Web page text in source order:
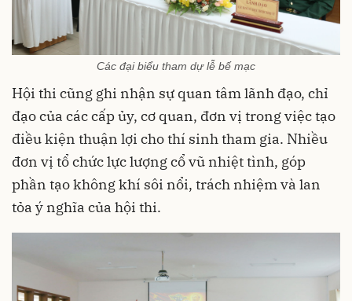
Các đại biểu tham dự lễ bế mạc
Hội thi cũng ghi nhận sự quan tâm lãnh đạo, chỉ
đạo của các cấp ủy, cơ quan, đơn vị trong việc tạo
điều kiện thuận lợi cho thí sinh tham gia. Nhiều
đơn vị tổ chức lực lượng cổ vũ nhiệt tình, góp
phần tạo không khí sôi nổi, trách nhiệm và lan
tỏa ý nghĩa của hội thi.